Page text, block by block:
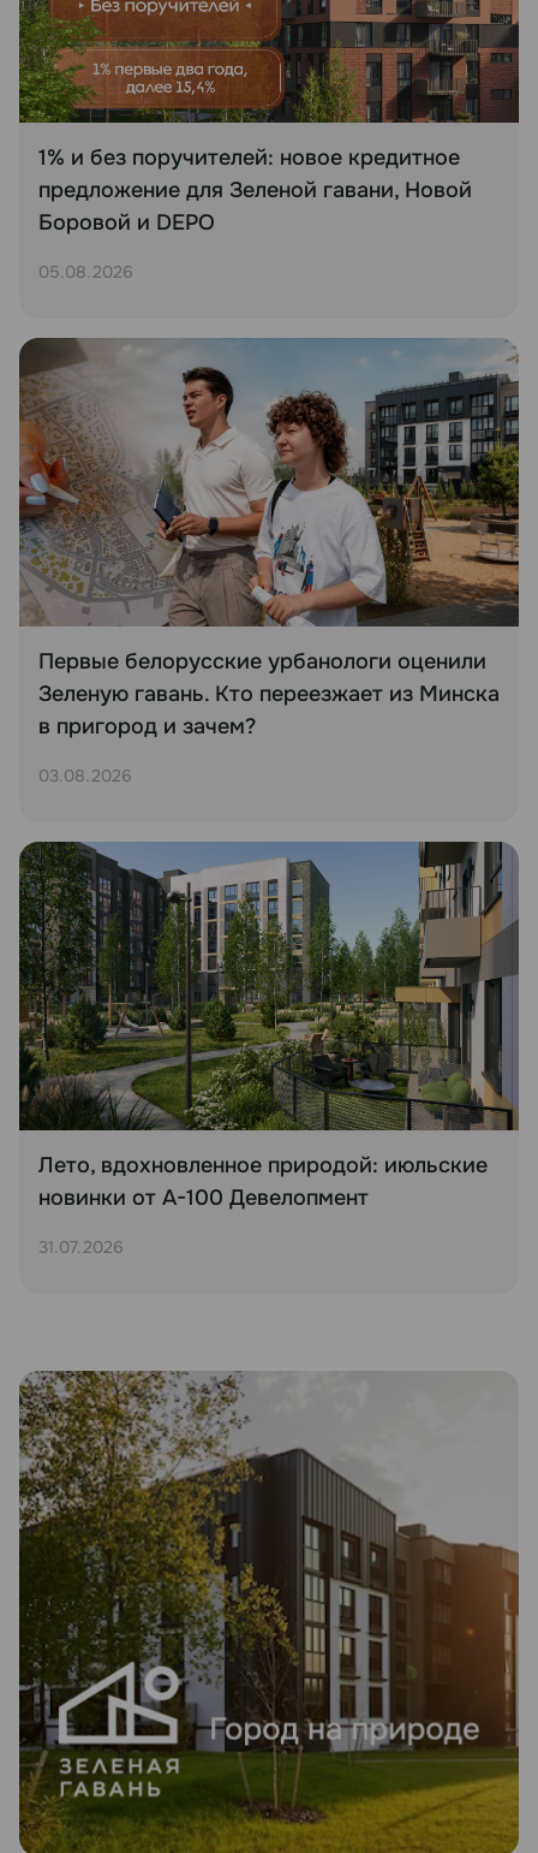
1% и без поручителей: новое кредитное
предложение для Зеленой гавани, Новой
Боровой и DEPO
05.08.2026
Первые белорусские урбанологи оценили
Зеленую гавань. Кто переезжает из Минска
в пригород и зачем?
03.08.2026
Лето, вдохновленное природой: июльские
новинки от А-100 Девелопмент
31.07.2026